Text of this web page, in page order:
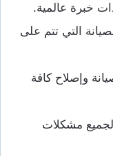
خبرة عالمية.
التي تتم على
وإصلاح كافة
لجميع مشكلات